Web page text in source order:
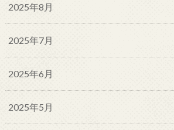
2025年8月
2025年7月
2025年6月
2025年5月